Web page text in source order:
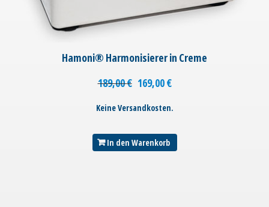
Hamoni® Harmonisierer in Creme
189,00€ 169,00€
Keine Versandkosten.
In den Warenkorb